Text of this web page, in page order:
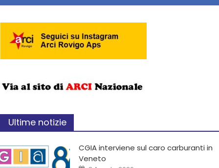
Ultime notizie
CGIA interviene sul caro carburanti in
Veneto